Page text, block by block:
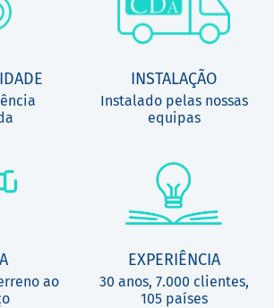
INSTALAÇÃO
Instalado pelas nossas
equipas
ao
EXPERIÊNCIA
30 anos, 7.000 clientes,
105 países